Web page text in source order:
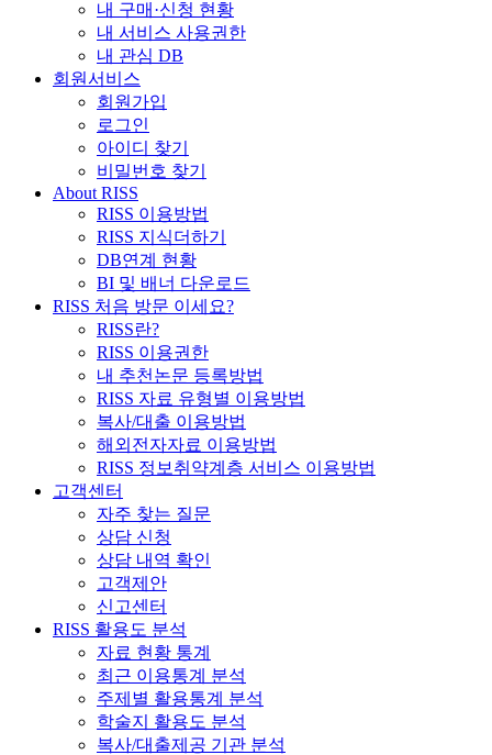
내 구매·신청 현황
내 서비스 사용권한
내 관심 DB
회원서비스
회원가입
로그인
아이디 찾기
비밀번호 찾기
About RISS
RISS 이용방법
RISS 지식더하기
DB연계 현황
BI 및 배너 다운로드
RISS 처음 방문 이세요?
RISS란?
RISS 이용권한
내 추천논문 등록방법
RISS 자료 유형별 이용방법
복사/대출 이용방법
해외전자자료 이용방법
RISS 정보취약계층 서비스 이용방법
고객센터
자주 찾는 질문
상담 신청
상담 내역 확인
고객제안
신고센터
RISS 활용도 분석
자료 현황 통계
최근 이용통계 분석
주제별 활용통계 분석
학술지 활용도 분석
복사/대출제공 기관 분석